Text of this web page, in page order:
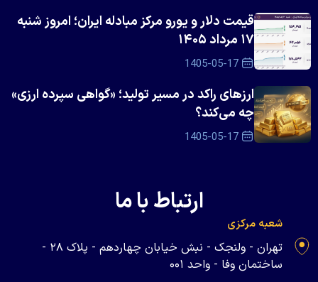
قیمت دلار و یورو مرکز مبادله ایران؛ امروز شنبه
۱۷ مرداد ۱۴۰۵
1405-05-17
ارزهای راکد در مسیر تولید؛ «گواهی سپرده ارزی»
چه می‌کند؟
1405-05-17
ارتباط با ما
شعبه مرکزی
تهران - ولنجک - نبش خیابان چهاردهم - پلاک ۲۸ -
ساختمان وفا - واحد ۰۰۱